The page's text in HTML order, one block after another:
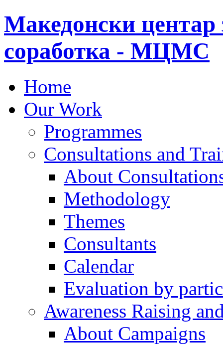
Македонски центар
соработка - МЦМС
Home
Our Work
Programmes
Consultations and
About
Methodology
Themes
Consultants
Calendar
Evaluation by
Awareness Raising
About Campaigns